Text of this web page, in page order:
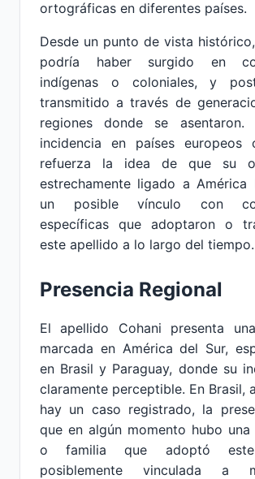
ortográficas en diferentes países.
Desde un punto de vista
podría haber surgido en
indígenas o coloniales, y
transmitido a través de
regiones donde se asentaron.
incidencia en países europeos
refuerza la idea de que su
estrechamente ligado a América
un posible vínculo con
específicas que adoptaron o
este apellido a lo largo del tiempo.
Presencia Regional
El apellido Cohani presenta
marcada en América del Sur,
en Brasil y Paraguay, donde su
claramente perceptible. En Brasil,
hay un caso registrado, la
que en algún momento hubo una
o familia que adoptó este
posiblemente vinculada a